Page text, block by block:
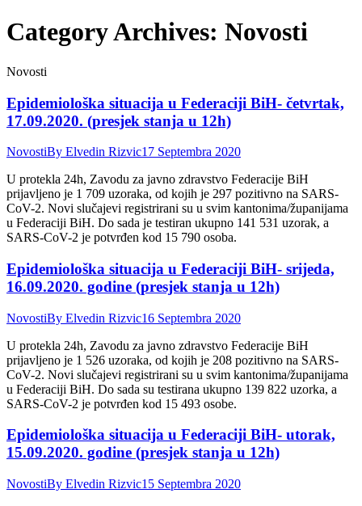
Category Archives: Novosti
Novosti
Epidemiološka situacija u Federaciji BiH- četvrtak,
17.09.2020. (presjek stanja u 12h)
NovostiBy Elvedin Rizvic17 Septembra 2020
U protekla 24h, Zavodu za javno zdravstvo Federacije BiH
prijavljeno je 1 709 uzoraka, od kojih je 297 pozitivno na SARS-
CoV-2. Novi slučajevi registrirani su u svim kantonima/županijama
u Federaciji BiH. Do sada je testiran ukupno 141 531 uzorak, a
SARS-CoV-2 je potvrđen kod 15 790 osoba.
Epidemiološka situacija u Federaciji BiH- srijeda,
16.09.2020. godine (presjek stanja u 12h)
NovostiBy Elvedin Rizvic16 Septembra 2020
U protekla 24h, Zavodu za javno zdravstvo Federacije BiH
prijavljeno je 1 526 uzoraka, od kojih je 208 pozitivno na SARS-
CoV-2. Novi slučajevi registrirani su u svim kantonima/županijama
u Federaciji BiH. Do sada su testirana ukupno 139 822 uzorka, a
SARS-CoV-2 je potvrđen kod 15 493 osobe.
Epidemiološka situacija u Federaciji BiH- utorak,
15.09.2020. godine (presjek stanja u 12h)
NovostiBy Elvedin Rizvic15 Septembra 2020